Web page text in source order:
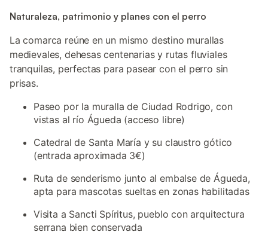
Naturaleza, patrimonio y planes con el perro
La comarca reúne en un mismo destino murallas
medievales, dehesas centenarias y rutas fluviales
tranquilas, perfectas para pasear con el perro sin
prisas.
Paseo por la muralla de Ciudad Rodrigo, con
vistas al río Águeda (acceso libre)
Catedral de Santa María y su claustro gótico
(entrada aproximada 3€)
Ruta de senderismo junto al embalse de Águeda,
apta para mascotas sueltas en zonas habilitadas
Visita a Sancti Spíritus, pueblo con arquitectura
serrana bien conservada